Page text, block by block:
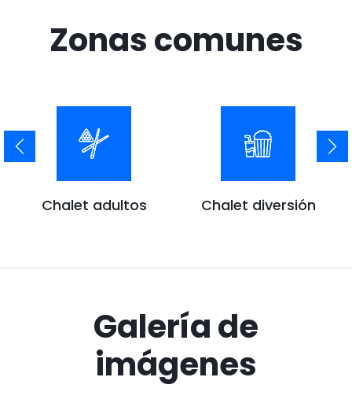
Zonas comunes
Chalet adultos Chalet diversión
Galería de
imágenes